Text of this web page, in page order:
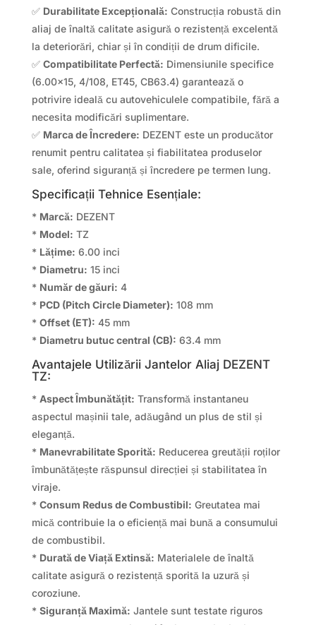
✅ Durabilitate Excepțională: Construcția robustă din
aliaj de înaltă calitate asigură o rezistență excelentă
la deteriorări, chiar și în condiții de drum dificile.
✅ Compatibilitate Perfectă: Dimensiunile specifice
(6.00×15, 4/108, ET45, CB63.4) garantează o
potrivire ideală cu autovehiculele compatibile, fără a
necesita modificări suplimentare.
✅ Marca de Încredere: DEZENT este un producător
renumit pentru calitatea și fiabilitatea produselor
sale, oferind siguranță și încredere pe termen lung.
Specificații Tehnice Esențiale:
* Marcă: DEZENT
* Model: TZ
* Lățime: 6.00 inci
* Diametru: 15 inci
* Număr de găuri: 4
* PCD (Pitch Circle Diameter): 108 mm
* Offset (ET): 45 mm
* Diametru butuc central (CB): 63.4 mm
Avantajele Utilizării Jantelor Aliaj DEZENT
TZ:
* Aspect Îmbunătățit: Transformă instantaneu
aspectul mașinii tale, adăugând un plus de stil și
eleganță.
* Manevrabilitate Sporită: Reducerea greutății roților
îmbunătățește răspunsul direcției și stabilitatea în
viraje.
* Consum Redus de Combustibil: Greutatea mai
mică contribuie la o eficiență mai bună a consumului
de combustibil.
* Durată de Viață Extinsă: Materialele de înaltă
calitate asigură o rezistență sporită la uzură și
coroziune.
* Siguranță Maximă: Jantele sunt testate riguros